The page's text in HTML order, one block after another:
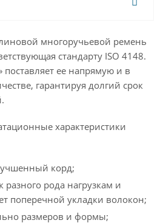
многоручьевой ремень
стандарту ISO 4148.
поставляет ее напрямую и в
гарантируя долгий срок
характеристики
корд;
разного рода нагрузкам и
поперечной укладки волокон;
размеров и формы;